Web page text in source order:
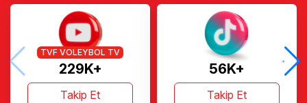
229K+
TVF VOLEYBOL TV
Takip Et
56K+
Takip Et